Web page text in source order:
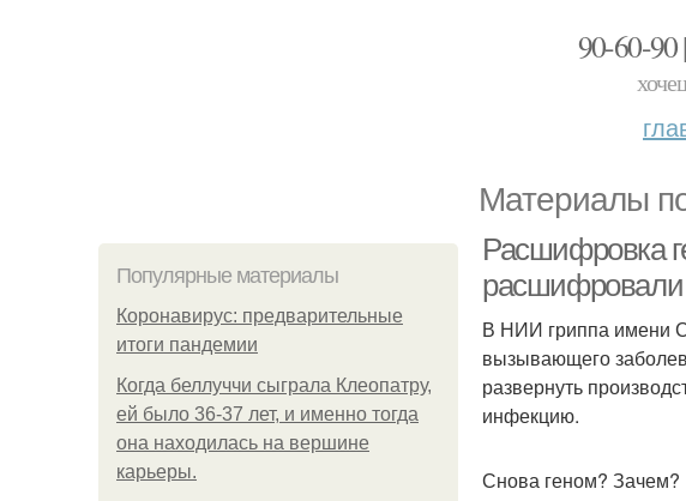
90-60-
Материалы
Популярные материалы
Коронавирус: предварительные
итоги пандемии
Когда беллуччи сыграла Клеопатру,
ей было 36-37 лет, и именно тогда
она находилась на вершине
карьеры.
Расшифровка
расшифровали
В НИИ гриппа имени
вызывающего
развернуть
инфекцию.
Снова геном? Зачем?